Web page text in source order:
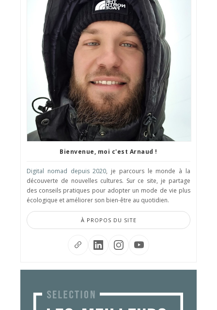
Bienvenue, moi c'est Arnaud !
Digital nomad depuis 2020, je parcours le monde à la
découverte de nouvelles cultures. Sur ce site, je partage
des conseils pratiques pour adopter un mode de vie plus
écologique et améliorer son bien-être au quotidien.
À PROPOS DU SITE